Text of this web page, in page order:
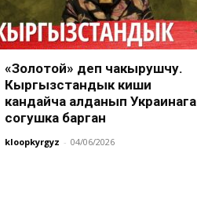
«Золотой» деп чакырушчу.
Кыргызстандык киши
кандайча алданып Украинага
согушка барган
kloopkyrgyz - 04/06/2026